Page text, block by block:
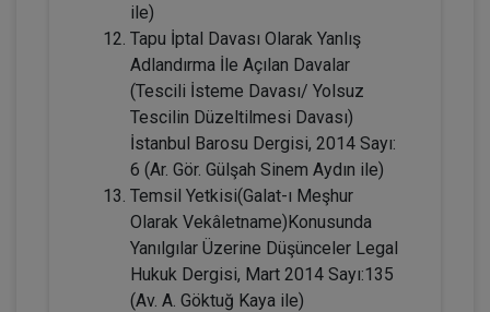
Kişiler Hukuku - IV. Medeni Hukuk
Kongresi - I. Oturum
360 TL Sepete Ekle
Tüketici Hukuku Enstitüsü
ile)
Tapu İptal Davası Olarak Yanlış
Adlandırma İle Açılan Davalar
(Tescili İsteme Davası/ Yolsuz
Tescilin Düzeltilmesi Davası)
İstanbul Barosu Dergisi, 2014 Sayı:
6 (Ar. Gör. Gülşah Sinem Aydın ile)
Temsil Yetkisi(Galat-ı Meşhur
Olarak Vekâletname)Konusunda
Yanılgılar Üzerine Düşünceler Legal
Hukuk Dergisi, Mart 2014 Sayı:135
(Av. A. Göktuğ Kaya ile)